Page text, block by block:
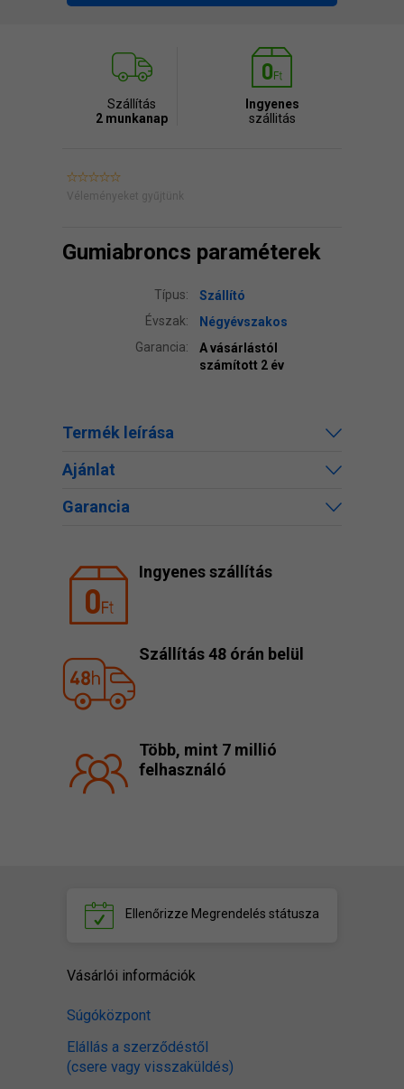
Szállítás
2 munkanap
Ingyenes
szállitás
Véleményeket gyűjtünk
Gumiabroncs paraméterek
Típus:
Szállító
Évszak:
Négyévszakos
Garancia:
A vásárlástól
számított 2 év
Termék leírása
Ajánlat
Garancia
Ingyenes szállítás
Szállítás 48 órán belül
Több, mint 7 millió
felhasználó
Ellenőrizze Megrendelés státusza
Vásárlói információk
Súgóközpont
Elállás a szerződéstől
(csere vagy visszaküldés)